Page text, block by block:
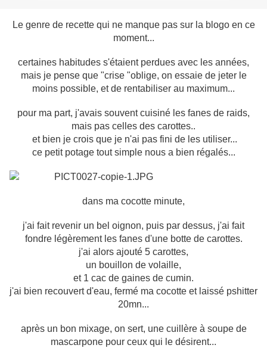
Le genre de recette qui ne manque pas sur la blogo en ce
moment...
certaines habitudes s'étaient perdues avec les années,
mais je pense que "crise "oblige, on essaie de jeter le
moins possible, et de rentabiliser au maximum...
pour ma part, j'avais souvent cuisiné les fanes de raids,
mais pas celles des carottes..
et bien je crois que je n'ai pas fini de les utiliser...
ce petit potage tout simple nous a bien régalés...
dans ma cocotte minute,
j'ai fait revenir un bel oignon, puis par dessus, j'ai fait
fondre légèrement les fanes d'une botte de carottes.
j'ai alors ajouté 5 carottes,
un bouillon de volaille,
et 1 cac de gaines de cumin.
j'ai bien recouvert d'eau, fermé ma cocotte et laissé pshitter
20mn...
après un bon mixage, on sert, une cuillère à soupe de
mascarpone pour ceux qui le désirent...